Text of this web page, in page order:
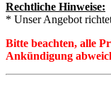
Rechtliche Hinweise:
* Unser Angebot
Bitte beachten, alle
Ankündigung